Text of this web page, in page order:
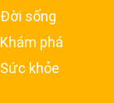
Đời sống
Khám phá
Sức khỏe